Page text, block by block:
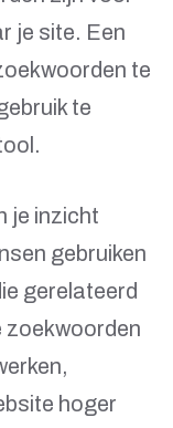
je site. Een
te
te
je inzicht
gebruiken
gerelateerd
zoekwoorden
hoger